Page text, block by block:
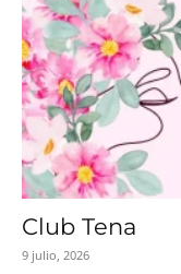
Club Tena
9 julio, 2026